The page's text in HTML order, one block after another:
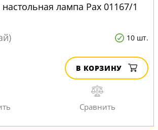
лампа Pax 01167/1
10 шт.
В КОРЗИНУ